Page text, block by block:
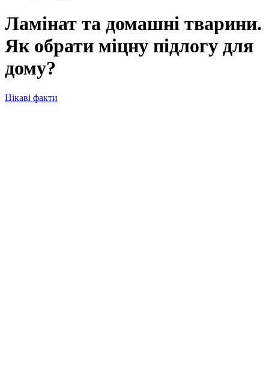
Ламінат та домашні тварини.
Як обрати міцну підлогу для
дому?
Цікаві факти